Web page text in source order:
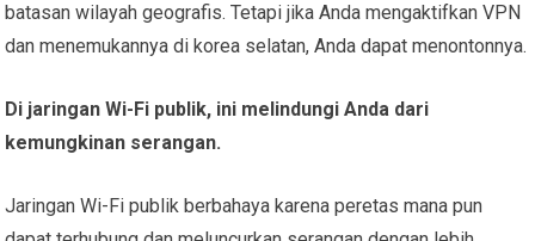
batasan wilayah geografis. Tetapi jika Anda mengaktifkan VPN
dan menemukannya di korea selatan, Anda dapat menontonnya.
Di jaringan Wi-Fi publik, ini melindungi Anda dari
kemungkinan serangan.
Jaringan Wi-Fi publik berbahaya karena peretas mana pun